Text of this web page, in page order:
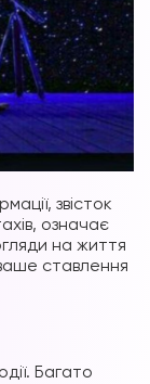
звісток
означає
на життя
ставлення
Багато